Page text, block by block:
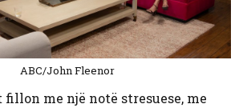
ABC/John Fleenor
me një notë stresuese, me